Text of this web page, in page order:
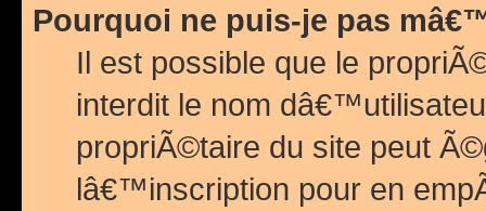
Pourquoi ne puis-je pas
Il est possible que le
interdit le nom
propriÃ©taire du site peut
lâ€™inscription pour en